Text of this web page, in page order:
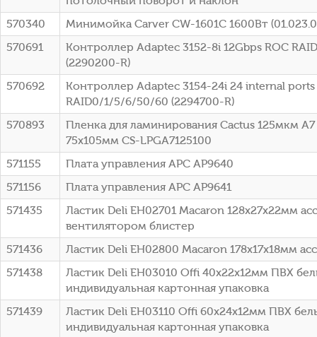
570340
Минимойка Carver CW-1601C 1600Вт
570691
Контроллер Adaptec 3152-8i 12Gbps ROC
(2290200-R)
570692
Контроллер Adaptec 3154-24i 24 internal ports
RAID0/1/5/6/50/60 (2294700-R)
570893
Пленка для ламинирования Cactus 125мкм A7
75x105мм CS-LPGA7125100
571155
Плата управления APC AP9640
571156
Плата управления APC AP9641
571435
Ластик Deli EH02701 Macaron 128х27х22мм
вентилятором блистер
571436
Ластик Deli EH02800 Macaron 178х17х18мм
571438
Ластик Deli EH03010 Offi 40x22x12мм ПВХ
индивидуальная картонная упаковка
571439
Ластик Deli EH03110 Offi 60x24x12мм ПВХ
индивидуальная картонная упаковка